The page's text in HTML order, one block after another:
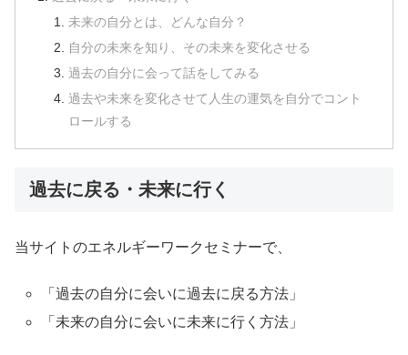
未来の自分とは、どんな自分？
自分の未来を知り、その未来を変化させる
過去の自分に会って話をしてみる
過去や未来を変化させて人生の運気を自分でコント
ロールする
過去に戻る・未来に行く
当サイトのエネルギーワークセミナーで、
「過去の自分に会いに過去に戻る方法」
「未来の自分に会いに未来に行く方法」